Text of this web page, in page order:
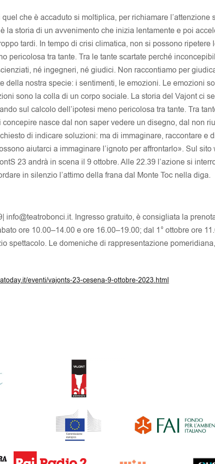
che è accaduto si moltiplica, per richiamare
la storia di un avvenimento che inizia lentamente e poi
tardi. In tempo di crisi climatica, non si possono
pericolosa tra tante. Tra le tante scartate perché
né ingegneri, né giudici. Non raccontiamo per
della nostra specie: i sentimenti, le emozioni. Le emozioni
sono la colla di un corpo sociale. La storia del Vajont ci
sul calcolo dell’ipotesi meno pericolosa tra tante. Tra
nasce dal non saper vedere un disegno, dal non
di indicare soluzioni: ma di immaginare, raccontare e
aiutarci a immaginare l’ignoto per affrontarlo». Sul
23 andrà in scena il 9 ottobre. Alle 22.39 l’azione si
in silenzio l’attimo della frana dal Monte Toc nella diga.
info@teatrobonci.it. Ingresso gratuito, è consigliata la
ore 10.00–14.00 e ore 16.00–19.00; dal 1° ottobre ore
spettacolo. Le domeniche di rappresentazione
eventi/vajonts-23-cesena-9-ottobre-2023.html